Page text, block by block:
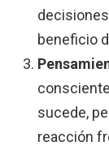
beneficio
sucede,
reacción